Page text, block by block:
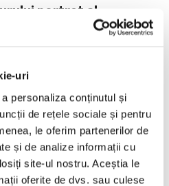
uri
personaliza conținutul și
de rețele sociale și pentru
le oferim partenerilor de
și de analize informații cu
site-ul nostru. Aceștia le
oferite de dvs. sau culese
portret al